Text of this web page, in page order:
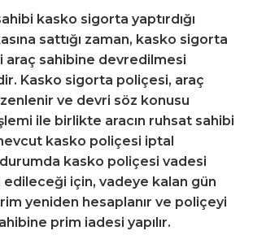
kasko sigorta yaptırdığı
sattığı zaman, kasko sigorta
araç sahibine devredilmesi
Kasko sigorta poliçesi, araç
ve devri söz konusu
ile birlikte aracın ruhsat sahibi
kasko poliçesi iptal
kasko poliçesi vadesi
için, vadeye kalan gün
yeniden hesaplanır ve poliçeyi
prim iadesi yapılır.